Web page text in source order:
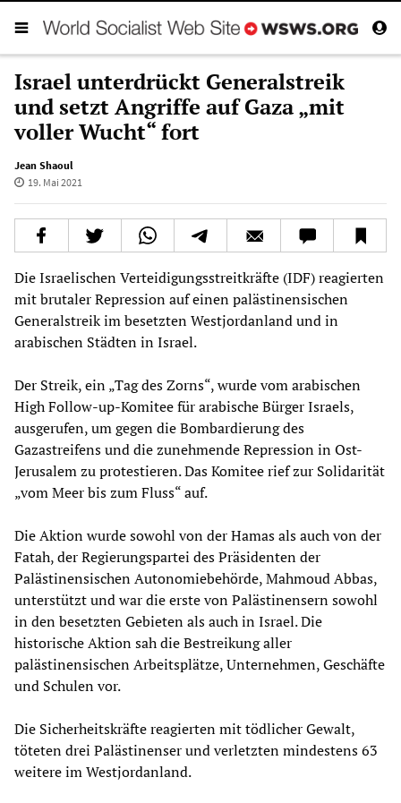
Israel unterdrückt Generalstreik
und setzt Angriffe auf Gaza „mit
voller Wucht“ fort
Jean Shaoul
19. Mai 2021
Die Israelischen Verteidigungsstreitkräfte (IDF) reagierten
mit brutaler Repression auf einen palästinensischen
Generalstreik im besetzten Westjordanland und in
arabischen Städten in Israel.
Der Streik, ein „Tag des Zorns“, wurde vom arabischen
High Follow-up-Komitee für arabische Bürger Israels,
ausgerufen, um gegen die Bombardierung des
Gazastreifens und die zunehmende Repression in Ost-
Jerusalem zu protestieren. Das Komitee rief zur Solidarität
„vom Meer bis zum Fluss“ auf.
Die Aktion wurde sowohl von der Hamas als auch von der
Fatah, der Regierungspartei des Präsidenten der
Palästinensischen Autonomiebehörde, Mahmoud Abbas,
unterstützt und war die erste von Palästinensern sowohl
in den besetzten Gebieten als auch in Israel. Die
historische Aktion sah die Bestreikung aller
palästinensischen Arbeitsplätze, Unternehmen, Geschäfte
und Schulen vor.
Die Sicherheitskräfte reagierten mit tödlicher Gewalt,
töteten drei Palästinenser und verletzten mindestens 63
weitere im Westjordanland.